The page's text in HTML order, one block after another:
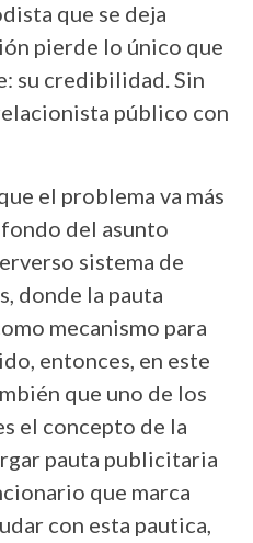
que se deja
pierde lo único que
su credibilidad. Sin
público con
el problema va más
del asunto
sistema de
donde la pauta
mecanismo para
entonces, en este
que uno de los
el concepto de la
pauta publicitaria
que marca
con esta pautica,